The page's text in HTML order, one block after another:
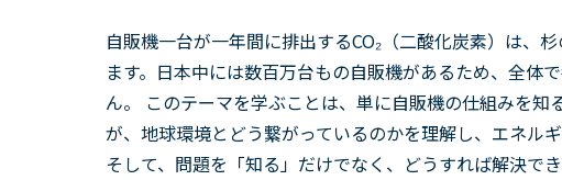
自販機一台が一年間に排出するCO₂（二酸化炭素）は、
ます。日本中には数百万台もの自販機があるため、全体
ん。 このテーマを学ぶことは、単に自販機の仕組みを
が、地球環境とどう繋がっているのかを理解し、エネル
そして、問題を「知る」だけでなく、どうすれば解決で